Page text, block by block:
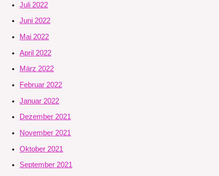
Juli 2022
Juni 2022
Mai 2022
April 2022
März 2022
Februar 2022
Januar 2022
Dezember 2021
November 2021
Oktober 2021
September 2021